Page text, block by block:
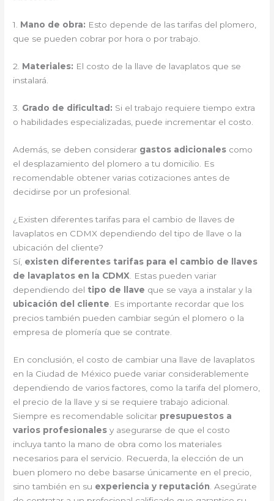
1. Mano de obra: Esto depende de las tarifas del plomero,
que se pueden cobrar por hora o por trabajo.
2. Materiales: El costo de la llave de lavaplatos que se
instalará.
3. Grado de dificultad: Si el trabajo requiere tiempo extra
o habilidades especializadas, puede incrementar el costo.
Además, se deben considerar gastos adicionales como
el desplazamiento del plomero a tu domicilio. Es
recomendable obtener varias cotizaciones antes de
decidirse por un profesional.
¿Existen diferentes tarifas para el cambio de llaves de
lavaplatos en CDMX dependiendo del tipo de llave o la
ubicación del cliente?
Sí, existen diferentes tarifas para el cambio de llaves
de lavaplatos en la CDMX . Estas pueden variar
dependiendo del tipo de llave que se vaya a instalar y la
ubicación del cliente . Es importante recordar que los
precios también pueden cambiar según el plomero o la
empresa de plomería que se contrate.
En conclusión, el costo de cambiar una llave de lavaplatos
en la Ciudad de México puede variar considerablemente
dependiendo de varios factores, como la tarifa del plomero,
el precio de la llave y si se requiere trabajo adicional.
Siempre es recomendable solicitar presupuestos a
varios profesionales y asegurarse de que el costo
incluya tanto la mano de obra como los materiales
necesarios para el servicio. Recuerda, la elección de un
buen plomero no debe basarse únicamente en el precio,
sino también en su experiencia y reputación . Asegúrate